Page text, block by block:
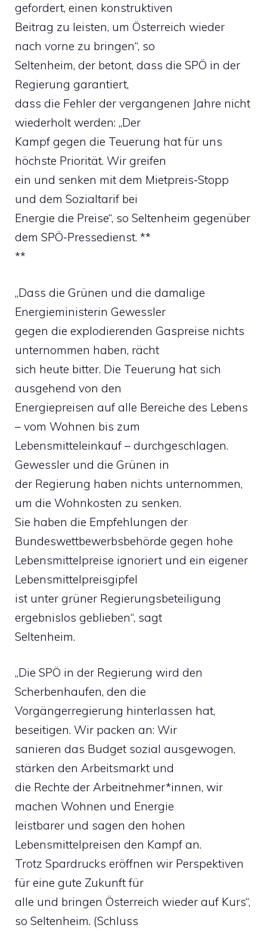
gefordert, einen konstruktiven
Beitrag zu leisten, um Österreich wieder
nach vorne zu bringen“, so
Seltenheim, der betont, dass die SPÖ in der
Regierung garantiert,
dass die Fehler der vergangenen Jahre nicht
wiederholt werden: „Der
Kampf gegen die Teuerung hat für uns
höchste Priorität. Wir greifen
ein und senken mit dem Mietpreis-Stopp
und dem Sozialtarif bei
Energie die Preise“, so Seltenheim gegenüber
dem SPÖ-Pressedienst. **
**
„Dass die Grünen und die damalige
Energieministerin Gewessler
gegen die explodierenden Gaspreise nichts
unternommen haben, rächt
sich heute bitter. Die Teuerung hat sich
ausgehend von den
Energiepreisen auf alle Bereiche des Lebens
– vom Wohnen bis zum
Lebensmitteleinkauf – durchgeschlagen.
Gewessler und die Grünen in
der Regierung haben nichts unternommen,
um die Wohnkosten zu senken.
Sie haben die Empfehlungen der
Bundeswettbewerbsbehörde gegen hohe
Lebensmittelpreise ignoriert und ein eigener
Lebensmittelpreisgipfel
ist unter grüner Regierungsbeteiligung
ergebnislos geblieben“, sagt
Seltenheim.
„Die SPÖ in der Regierung wird den
Scherbenhaufen, den die
Vorgängerregierung hinterlassen hat,
beseitigen. Wir packen an: Wir
sanieren das Budget sozial ausgewogen,
stärken den Arbeitsmarkt und
die Rechte der Arbeitnehmer*innen, wir
machen Wohnen und Energie
leistbarer und sagen den hohen
Lebensmittelpreisen den Kampf an.
Trotz Spardrucks eröffnen wir Perspektiven
für eine gute Zukunft für
alle und bringen Österreich wieder auf Kurs“,
so Seltenheim. (Schluss